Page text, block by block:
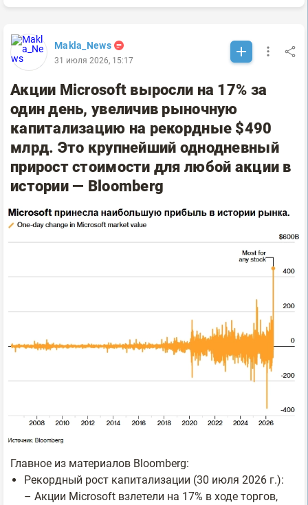
Makla_News
31 июля 2026, 15:17
Акции Microsoft выросли на 17% за
один день, увеличив рыночную
капитализацию на рекордные $490
млрд. Это крупнейший однодневный
прирост стоимости для любой акции в
истории — Bloomberg
Главное из материалов Bloomberg:
Рекордный рост капитализации (30 июля 2026 г.):
– Акции Microsoft взлетели на 17% в ходе торгов,